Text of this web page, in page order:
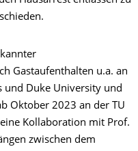
Gastaufenthalten u.a. an
und Duke University und
Oktober 2023 an der TU
Kollaboration mit Prof.
zwischen dem